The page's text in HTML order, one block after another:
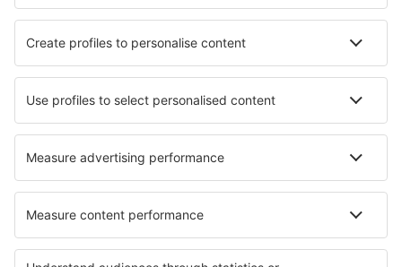
Ryanair
Lufthansa
Despre eSky
Cariere
Termeni şi condiţii
Rezervările mele
Politica de Confidențialitate